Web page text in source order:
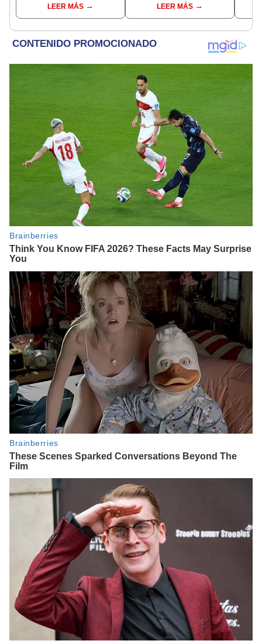
LEER MÁS
comunesLEER MÁS